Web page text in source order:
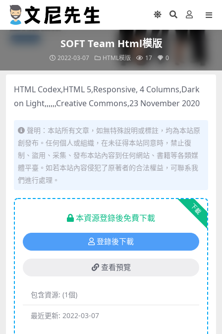
SOFT Team Html模版
2022-03-07 HTML模版 17 0
HTML Codex,HTML 5,Responsive, 4 Columns,Dark
on Light,,,,,,Creative Commons,23 November 2020
聲明：本站所有文章，如無特殊說明或標註，均為本站原
創發布。任何個人或組織，在未征得本站同意時，禁止復
制、盜用、采集、發布本站內容到任何網站、書籍等各類媒
體平臺。如若本站內容侵犯了原著者的合法權益，可聯系我
們進行處理。
下載
本資源登錄後免費下載
登錄後下載
查看預覽
包含資源: (1個)
最近更新: 2022-03-07